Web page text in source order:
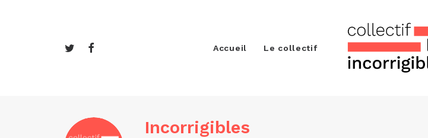
Accueil Le collectif
Incorrigibles